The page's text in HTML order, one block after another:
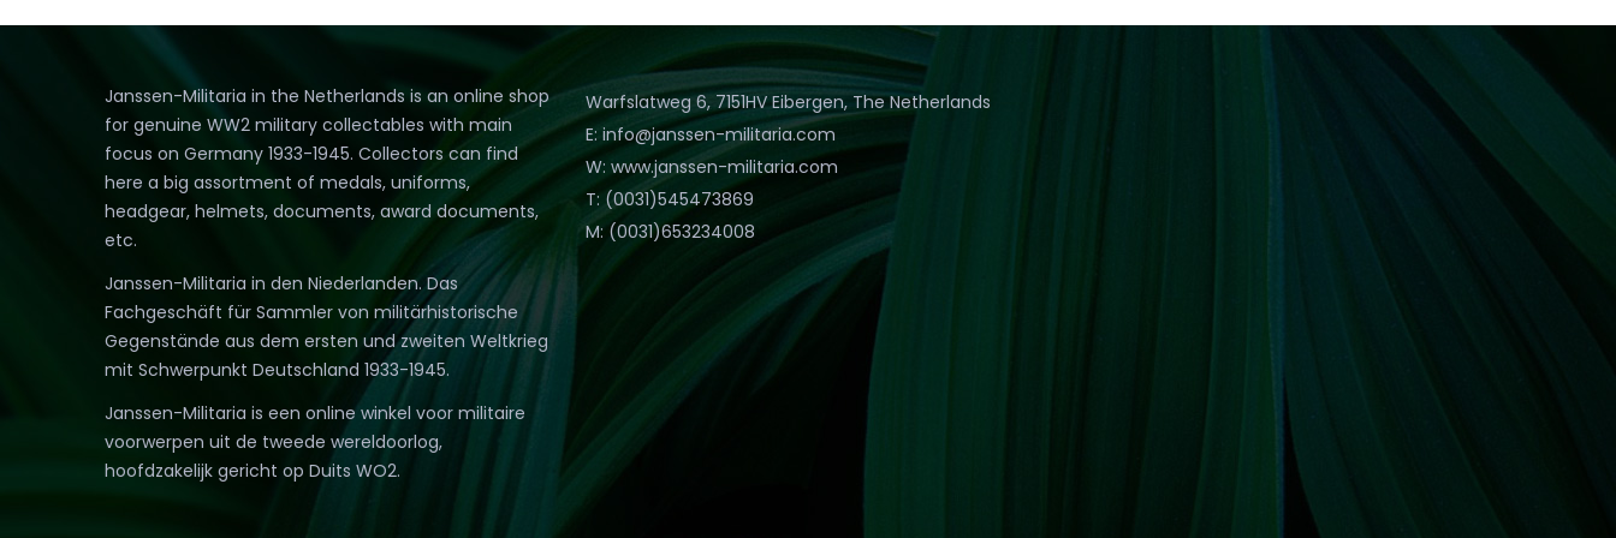
Janssen-Militaria in the Netherlands is an online shop
for genuine WW2 military collectables with main
focus on Germany 1933-1945. Collectors can find
here a big assortment of medals, uniforms,
headgear, helmets, documents, award documents,
etc.
Janssen-Militaria in den Niederlanden. Das
Fachgeschäft für Sammler von militärhistorische
Gegenstände aus dem ersten und zweiten Weltkrieg
mit Schwerpunkt Deutschland 1933-1945.
Janssen-Militaria is een online winkel voor militaire
voorwerpen uit de tweede wereldoorlog,
hoofdzakelijk gericht op Duits WO2.
Warfslatweg 6, 7151HV Eibergen, The Netherlands
E: info@janssen-militaria.com
W: www.janssen-militaria.com
T: (0031)545473869
M: (0031)653234008